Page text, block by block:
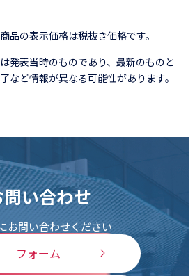
品の表示価格は税抜き価格です。
発表当時のものであり、最新のものと
など情報が異なる可能性があります。
い合わせ
お問い合わせください
フォーム